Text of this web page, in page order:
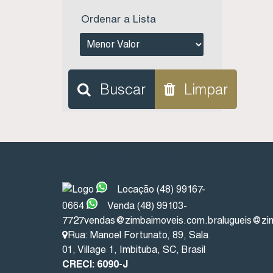
Ordenar a Lista
Buscar Limpar
Locação (48) 99167-
0664
Venda (48) 99103-
7727vendas@zimbaimoveis.com.br
Rua: Manoel Fortunato, 89, Sala
01 , Village 1 , Imbituba, SC, Brasil
CRECI: 6090-J